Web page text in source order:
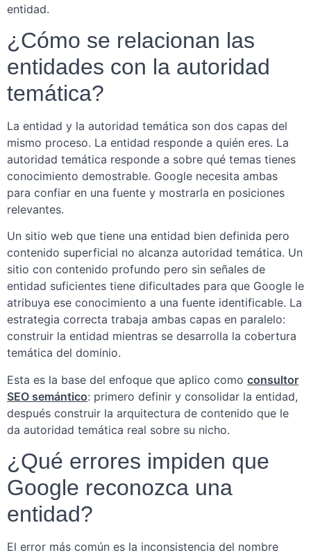
entidad.
¿Cómo se relacionan las
entidades con la autoridad
temática?
La entidad y la autoridad temática son dos capas del
mismo proceso. La entidad responde a quién eres. La
autoridad temática responde a sobre qué temas tienes
conocimiento demostrable. Google necesita ambas
para confiar en una fuente y mostrarla en posiciones
relevantes.
Un sitio web que tiene una entidad bien definida pero
contenido superficial no alcanza autoridad temática. Un
sitio con contenido profundo pero sin señales de
entidad suficientes tiene dificultades para que Google le
atribuya ese conocimiento a una fuente identificable. La
estrategia correcta trabaja ambas capas en paralelo:
construir la entidad mientras se desarrolla la cobertura
temática del dominio.
Esta es la base del enfoque que aplico como consultor
SEO semántico: primero definir y consolidar la entidad,
después construir la arquitectura de contenido que le
da autoridad temática real sobre su nicho.
¿Qué errores impiden que
Google reconozca una
entidad?
El error más común es la inconsistencia del nombre